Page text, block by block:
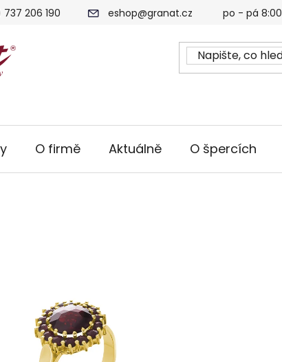
206 190 eshop@granat.cz po - pá
O firmě Aktuálně O špercích